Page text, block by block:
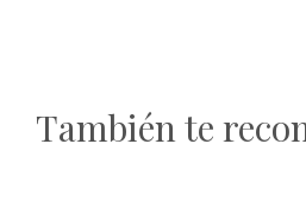
También te